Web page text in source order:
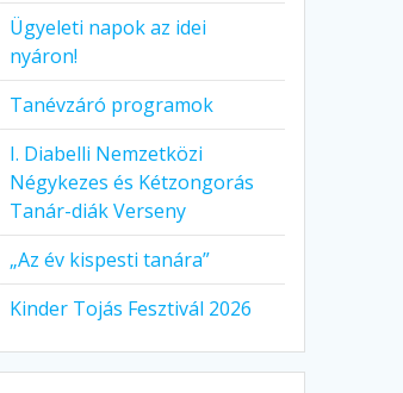
Ügyeleti napok az idei
nyáron!
Tanévzáró programok
I. Diabelli Nemzetközi
Négykezes és Kétzongorás
Tanár-diák Verseny
„Az év kispesti tanára”
Kinder Tojás Fesztivál 2026